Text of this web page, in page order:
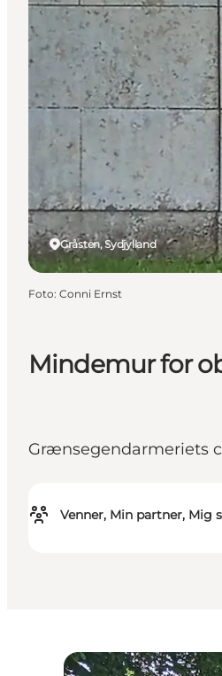
Mindemur for
Grænsegendarmeriets
Venner, Min partner, Mig
Gråsten, Sydjylland
Foto: Conni Ernst